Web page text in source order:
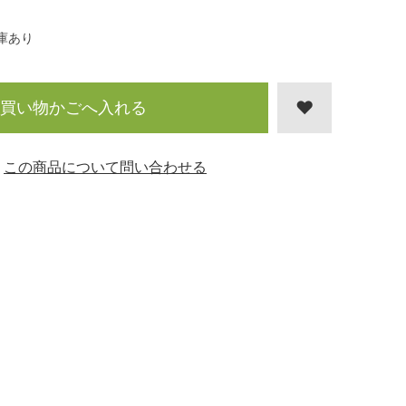
あり
買い物かごへ入れる
この商品について問い合わせる